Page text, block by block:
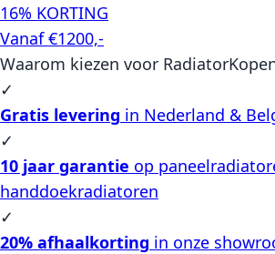
16% KORTING
Vanaf €1200,-
Waarom kiezen voor
✓
Gratis levering in Nederland &
✓
10 jaar garantie op
handdoekradiatoren
✓
20% afhaalkorting in onze